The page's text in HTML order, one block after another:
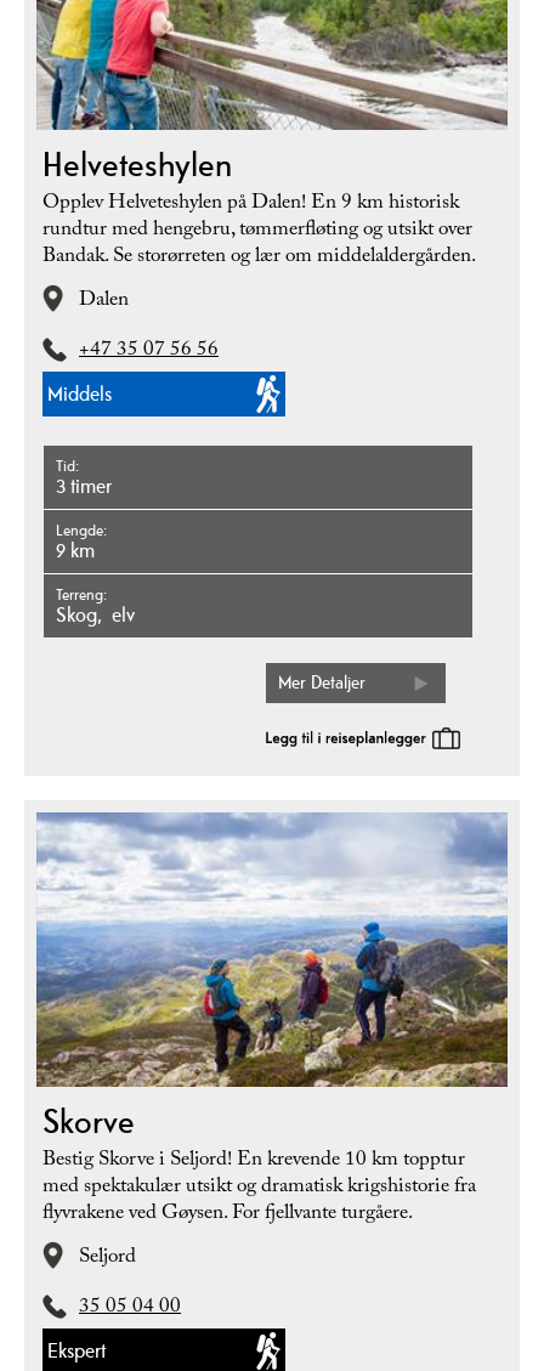
Helveteshylen
Opplev Helveteshylen på Dalen! En 9 km historisk
rundtur med hengebru, tømmerfløting og utsikt over
Bandak. Se storørreten og lær om middelaldergården.
Dalen
+47 35 07 56 56
Middels
Tid
3 timer
Lengde
9 km
Terreng
skog elv
Mer Detaljer
Skorve
Bestig Skorve i Seljord! En krevende 10 km topptur
med spektakulær utsikt og dramatisk krigshistorie fra
flyvrakene ved Gøysen. For fjellvante turgåere.
Seljord
35 05 04 00
Ekspert